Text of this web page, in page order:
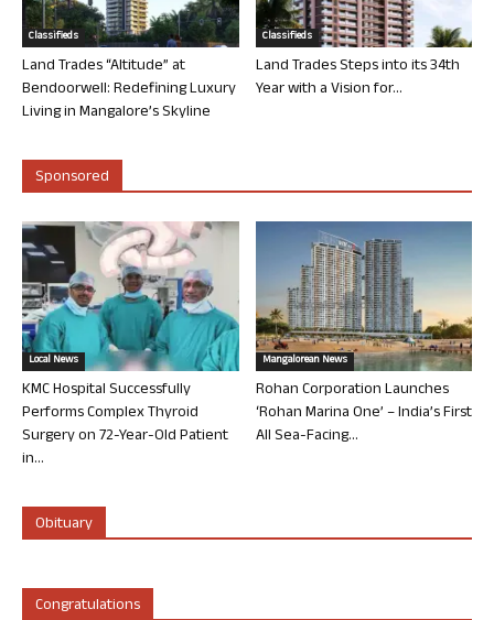
Classifieds
Land Trades “Altitude” at
Bendoorwell: Redefining Luxury
Living in Mangalore’s Skyline
Classifieds
Land Trades Steps into its 34th
Year with a Vision for...
Sponsored
Local News
KMC Hospital Successfully
Performs Complex Thyroid
Surgery on 72-Year-Old Patient
in...
Mangalorean News
Rohan Corporation Launches
‘Rohan Marina One’ – India’s First
All Sea-Facing...
Obituary
Congratulations